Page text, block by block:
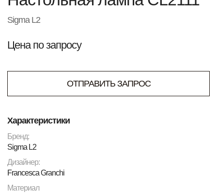
Sigma L2
Цена по запросу
ОТПРАВИТЬ ЗАПРОС
Характеристики
Бренд:
Sigma L2
Дизайнер:
Francesca Granchi
Материал